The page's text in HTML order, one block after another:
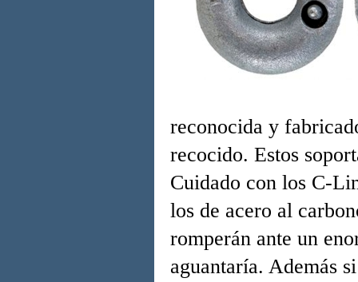
reconocida y
recocido. Estos
Cuidado con los C-
los de acero al
romperán ante un
aguantaría. Además